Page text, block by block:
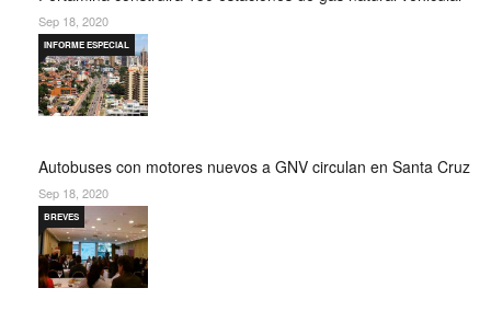
Sep 18, 2020
Autobuses con motores nuevos a GNV circulan en Santa Cruz
INFORME ESPECIAL
Sep 18, 2020
BREVES